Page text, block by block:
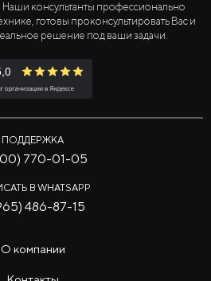
консультанты профессионально
готовы проконсультировать Вас и
решение под ваши задачи.
ПОДДЕРЖКА
770-01-05
В WHATSAPP
486-87-15
О компании